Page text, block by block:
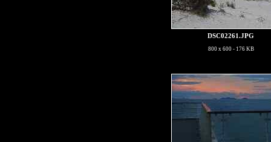
DSC02261.JPG
800 x 600 - 176 KB